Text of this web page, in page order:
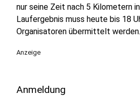
nur seine Zeit nach 5 Kilometern
Laufergebnis muss heute bis 18
Organisatoren übermittelt werden.
Anzeige
Anmeldung